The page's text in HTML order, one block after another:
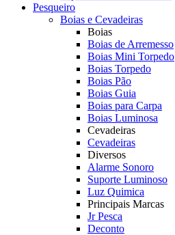
Pesqueiro
Boias e Cevadeiras
Boias
Boias de Arremesso
Boias Mini Torpedo
Boias Torpedo
Boias Pão
Boias Guia
Boias para Carpa
Boias Luminosa
Cevadeiras
Cevadeiras
Diversos
Alarme Sonoro
Suporte Luminoso
Luz Quimica
Principais Marcas
Jr Pesca
Deconto